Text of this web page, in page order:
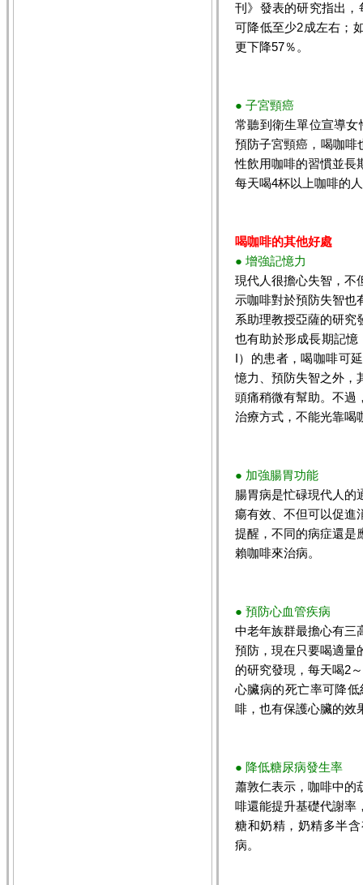
刊》發表的研究指出
可降低至少2成左右；
更下降57％。
● 子宮頸癌
常聽到衛生單位宣導
預防子宮頸癌，喝咖啡
性飲用咖啡的習慣並長
每天喝4杯以上咖啡的
喝咖啡的其他好處
● 增強記憶力
現代人很擔心失智，不
示咖啡對於預防失智也
系助理教授亞薩的研究
也有助於形成長期記
I）的患者，喝咖啡可
憶力、預防失智之外，
頭痛稍微有幫助。不過
治療方式，不能光靠喝
● 加強腸胃功能
腸胃病是忙碌現代人的
瘍有效、不但可以促進
提醒，不同的病症還是
賴咖啡來治病。
● 預防心血管疾病
中老年族群最擔心有三
預防，現在只要喝適量
的研究發現，每天喝2
心臟病的死亡率可降
啡，也有保護心臟的效
● 降低糖尿病發生率
蕭敦仁表示，咖啡中的
啡還能提升基礎代謝率
糖和奶精，奶精多半
病。